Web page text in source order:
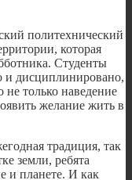
политехнический
которая
Студенты
и дисциплинировано,
не только наведение
желание жить в
традиция, так
земли, ребята
и планете. И как